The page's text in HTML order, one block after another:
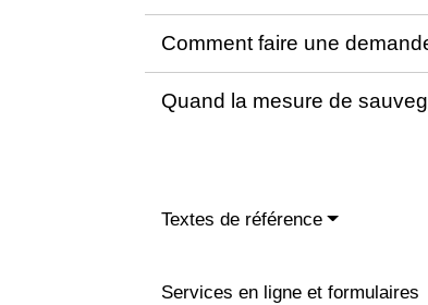
Comment faire une
Quand la mesure de
Textes de référence
Services en ligne et formulaires